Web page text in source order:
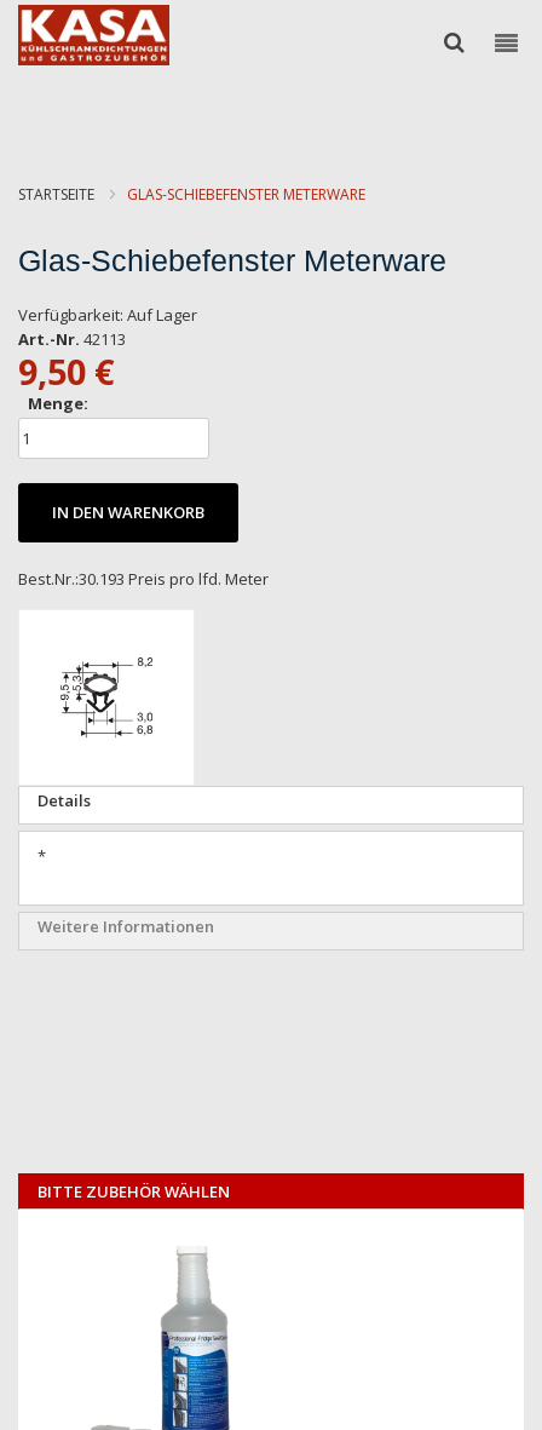
STARTSEITE GLAS-SCHIEBEFENSTER METERWARE
Glas-Schiebefenster Meterware
Verfügbarkeit: Auf Lager
Art.-Nr. 42113
9,50 €
Menge:
IN DEN WARENKORB
Best.Nr.:30.193 Preis pro lfd. Meter
Bildgalerie
springen
Zum
Anfang
der
Details
*
Weitere Informationen
BITTE ZUBEHÖR WÄHLEN